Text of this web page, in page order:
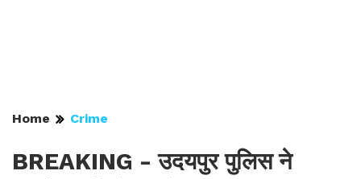
Home Crime
BREAKING - उदयपुर पुलिस ने